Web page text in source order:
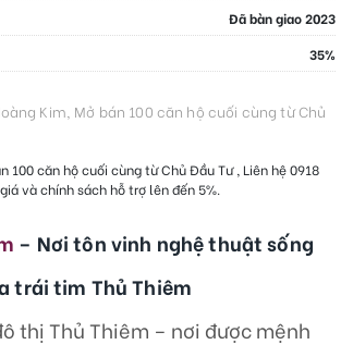
Đã bàn giao 2023
35%
Kim, Mở bán 100 căn hộ cuối cùng từ Chủ
100 căn hộ cuối cùng từ Chủ Đầu Tư , Liên hệ 0918
và chính sách hỗ trợ lên đến 5%.
– Nơi tôn vinh nghệ thuật sống
trái tim Thủ Thiêm
thị Thủ Thiêm – nơi được mệnh